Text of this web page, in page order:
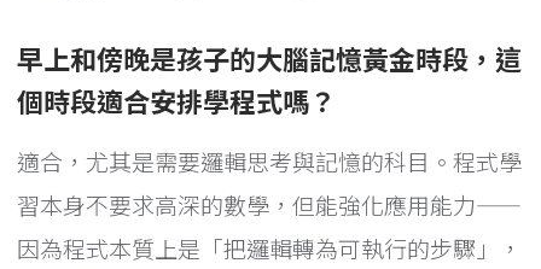
早上和傍晚是孩子的大腦記憶黃金時段，這
個時段適合安排學程式嗎？
適合，尤其是需要邏輯思考與記憶的科目。程式學
習本身不要求高深的數學，但能強化應用能力——
因為程式本質上是「把邏輯轉為可執行的步驟」，